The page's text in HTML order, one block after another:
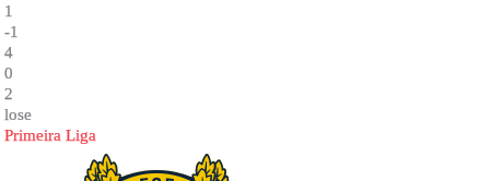
1
-1
4
0
2
lose
Primeira Liga